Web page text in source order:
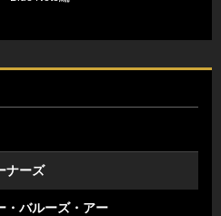
ナーズ
・バルーズ・アー